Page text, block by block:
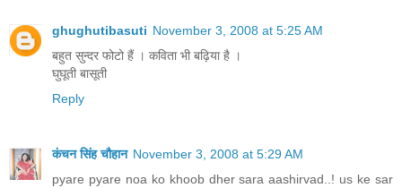
ghughutibasuti November 3, 2008 at 5:25 AM
बहुत सुन्दर फोटो हैं । कविता भी बढ़िया है ।
घुघूती बासूती
Reply
कंचन सिंह चौहान November 3, 2008 at 5:29 AM
pyare pyare noa ko khoob dher sara aashirvad..! us ke sar